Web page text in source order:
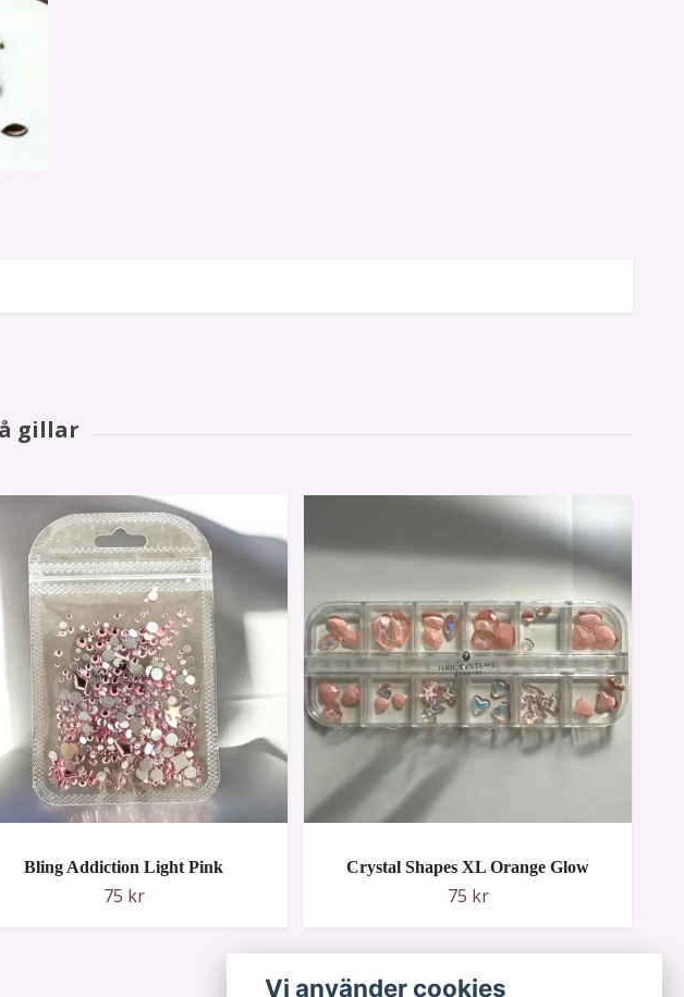
Bling Addiction Light Pink
75 kr
Crystal Shapes XL Orange Glow
75 kr
Vi använder cookies